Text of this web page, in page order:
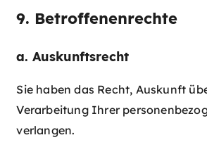
9. Betroffenenrechte
a. Auskunftsrecht
Sie haben das Recht, Auskunft
Verarbeitung Ihrer
verlangen.